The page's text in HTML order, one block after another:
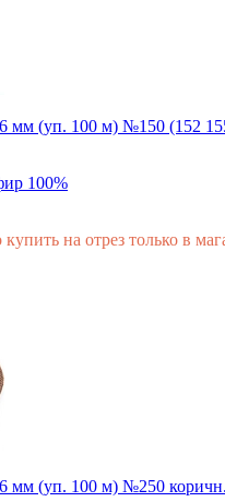
мм (уп. 100 м) №150 (152
100%
на отрез только в
мм (уп. 100 м) №250 коричн.